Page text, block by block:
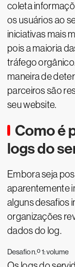
coleta
os usuários ao
iniciativas mais
pois a maioria
tráfego
maneira de
parceiros são
seu website.
Como é
logs do
Embora seja
aparentemente
alguns desafios
organizações
dados do log.
Desafio n.º 1: volume